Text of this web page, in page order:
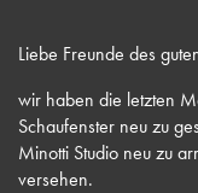
Liebe Freunde des
wir haben die letzten
Schaufenster neu zu
Minotti Studio neu zu
versehen.